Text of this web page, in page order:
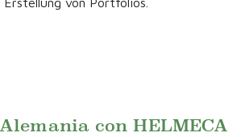
con HELMECA